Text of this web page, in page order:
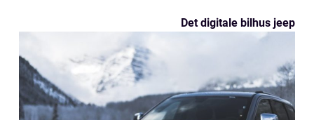
Det digitale bilhus jeep